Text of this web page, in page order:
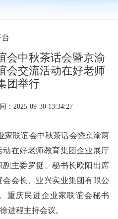
会中秋茶话会暨京渝
会交流活动在好老师
团举行
：2025-09-30 13:34:27
家联谊会中秋茶话会暨京渝两
在好老师教育集团企业展厅
主委罗挺、秘书长欧阳出席
会长、业兴实业集团有限公
重庆民进企业家联谊会秘书
进程主持会议。